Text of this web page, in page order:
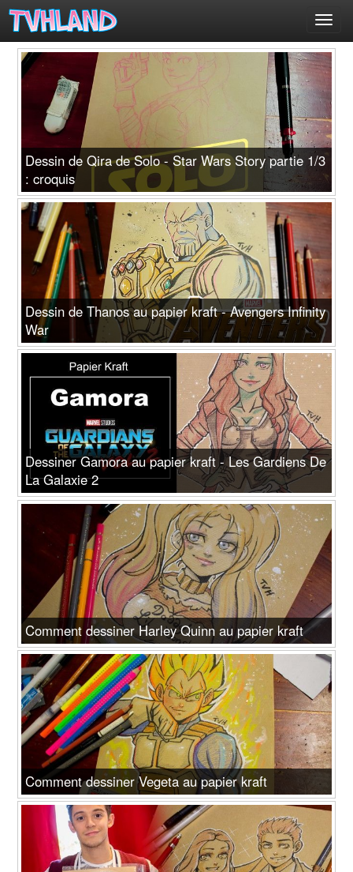
Dessin de Qira de Solo - Star Wars Story partie 1/3
: croquis
Dessin de Thanos au papier kraft - Avengers Infinity
War
Dessiner Gamora au papier kraft - Les Gardiens De
La Galaxie 2
Comment dessiner Harley Quinn au papier kraft
Comment dessiner Vegeta au papier kraft